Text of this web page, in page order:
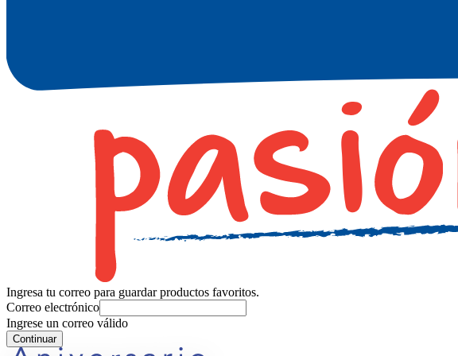
Ingresa tu correo para guardar productos favoritos.
Correo electrónico
Ingrese un correo válido
Continuar